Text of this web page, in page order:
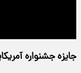
جایزه جشنواره‌